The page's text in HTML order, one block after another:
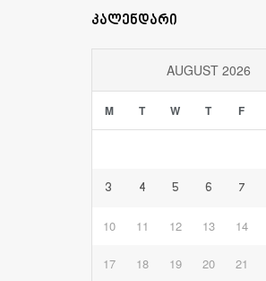
კალენდარი
AUGUST 2026
M T W T F
3 4 5 6 7
10 11 12 13 14
17 18 19 20 21